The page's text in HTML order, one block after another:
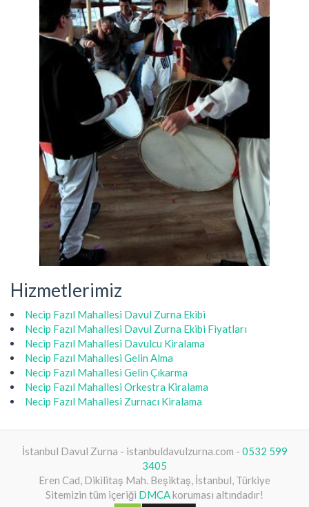
Hizmetlerimiz
Necip Fazıl Mahallesi Davul Zurna Ekibi
Necip Fazıl Mahallesi Davul Zurna Ekibi Fiyatları
Necip Fazıl Mahallesi Davulcu Kiralama
Necip Fazıl Mahallesi Gelin Alma
Necip Fazıl Mahallesi Gelin Çıkarma
Necip Fazıl Mahallesi Orkestra Kiralama
Necip Fazıl Mahallesi Zurnacı Kiralama
İstanbul Davul Zurna - istanbuldavulzurna.com - 0532 599
3405
Eren Cad, Dikilitaş Mah. Beşiktaş, İstanbul, Türkiye
Sitemizin tüm içeriği DMCAkoruması altındadır!